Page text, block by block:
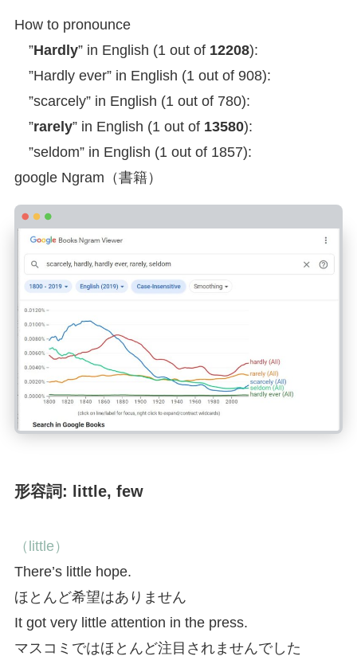
How to pronounce
”Hardly” in English (1 out of 12208):
”Hardly ever” in English (1 out of 908):
”scarcely” in English (1 out of 780):
”rarely” in English (1 out of 13580):
”seldom” in English (1 out of 1857):
google Ngram（書籍）
形容詞: little, few
（little）
There’s little hope.
ほとんど希望はありません
It got very little attention in the press.
マスコミではほとんど注目されませんでした